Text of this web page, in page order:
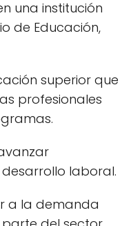
una institución
de Educación,
superior que
profesionales
laboral.
a la demanda